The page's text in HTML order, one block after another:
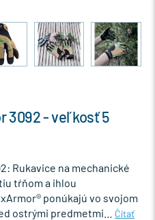
3092 - veľkosť 5
Rukavice na mechanické
tŕňom a ihlou
ponúkajú vo svojom
ostrými predmetmi…
Čítať